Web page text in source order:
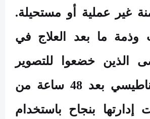
غير عملية أو مستحيلة.
ما بعد العلاج في
الذين خضعوا للتصوير
بالرنين المغناطيسي بعد 48 ساعة من
إدارتها بنجاح باستخدام